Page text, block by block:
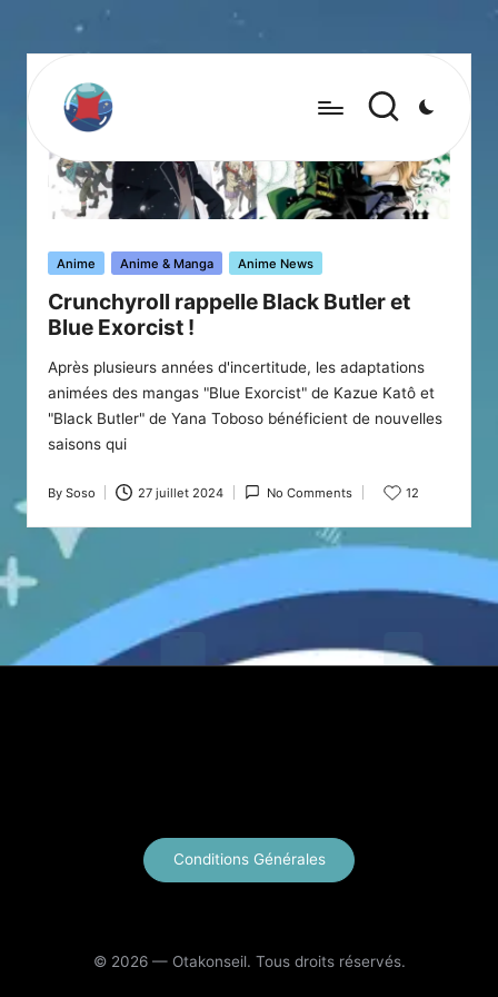
Posted
Anime Anime & Manga Anime News
Crunchyroll rappelle Black Butler et
Blue Exorcist !
Après plusieurs années d'incertitude, les adaptations
animées des mangas "Blue Exorcist" de Kazue Katô et
"Black Butler" de Yana Toboso bénéficient de nouvelles
saisons qui
Posted
by
By Soso 27 juillet 2024 No Comments 12
Conditions Générales
© 2026 — Otakonseil. Tous droits réservés.